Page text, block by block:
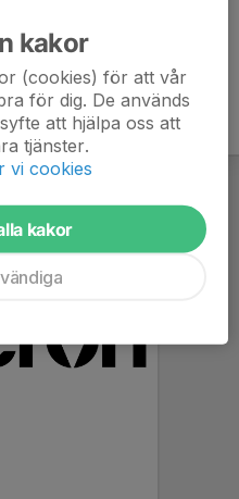
kakor
(cookies) för att vår
för dig. De används
att hjälpa oss att
tjänster.
vi cookies
kakor